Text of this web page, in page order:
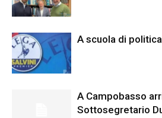
A scuola di
A Campobasso
Sottosegretario